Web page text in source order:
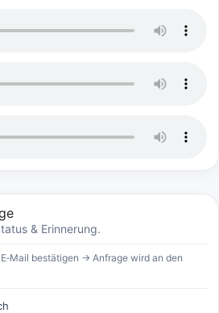
& Erinnerung.
bestätigen → Anfrage wird an den